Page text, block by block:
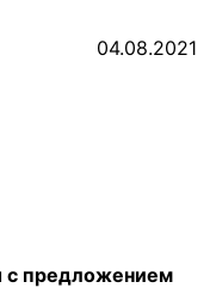
04.08.2021
с предложением